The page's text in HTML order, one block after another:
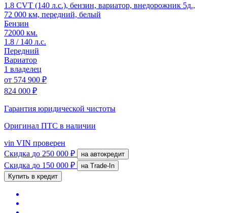
1.8 CVT (140 л.с.), бензин, вариатор, внедорожник 5д.,
72 000 км, передний, белый
Бензин
72000 км.
1.8 / 140 л.с.
Передний
Вариатор
1 владелец
от 574 900 ₽
824 000 ₽
Гарантия юридической чистоты
Оригинал ПТС в наличии
vin VIN проверен
Скидка до 250 000 ₽ на автокредит
Скидка до 150 000 ₽
на Trade-In
Купить в кредит